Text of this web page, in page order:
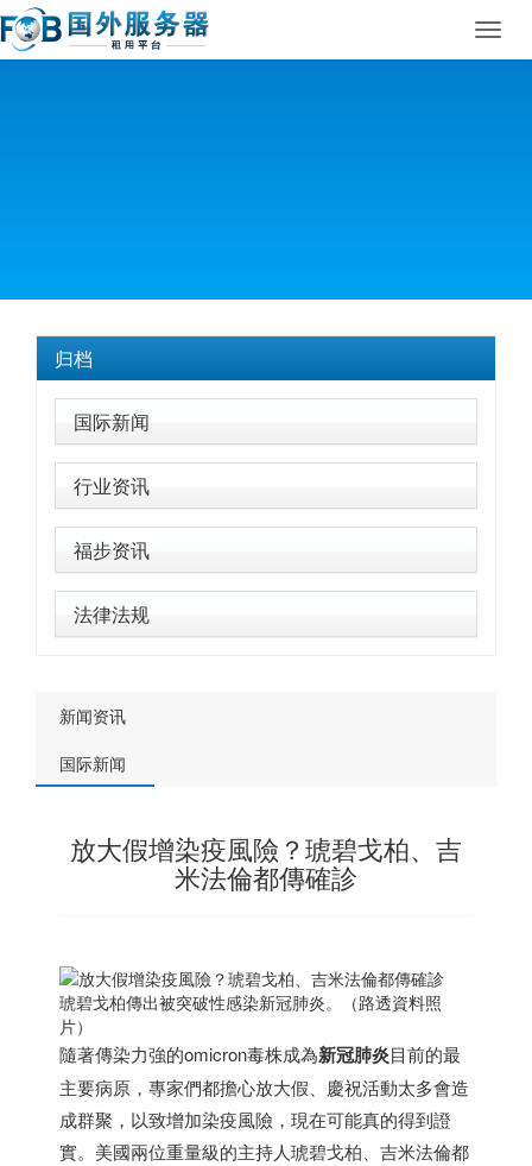
归档
国际新闻
行业资讯
福步资讯
法律法规
新闻资讯
国际新闻
放大假增染疫風險？琥碧戈柏、吉
米法倫都傳確診
琥碧戈柏傳出被突破性感染新冠肺炎。（路透資料照
片）
隨著傳染力強的omicron毒株成為新冠肺炎目前的最
主要病原，專家們都擔心放大假、慶祝活動太多會造
成群聚，以致增加染疫風險，現在可能真的得到證
實。美國兩位重量級的主持人琥碧戈柏、吉米法倫都